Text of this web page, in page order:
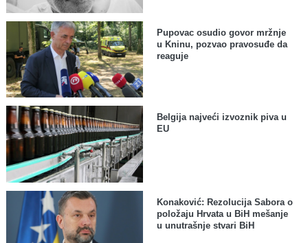
Pupovac osudio govor mržnje
u Kninu, pozvao pravosuđe da
reaguje
Belgija najveći izvoznik piva u
EU
Konaković: Rezolucija Sabora o
položaju Hrvata u BiH mešanje
u unutrašnje stvari BiH